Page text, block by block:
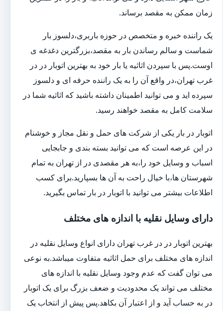
زمان ممکن به مقصد برساند.
یک راننده خبره و متخصص در حوزه باربری،دلسوز بار
شماست و سالم رساندن بار به مقصد،بزرگترین دغدغه ی
اوست.پس با سپردن اثاثیه یا بار خود به بهترین اتوبار در در
غرب تهران،در واقع آن را به یک راننده حرفه ای و دلسوز
سپرده اید و می توانید اطمینان داشته باشید که اثاثیه شما در
سلامت کامل به مقصد خواهند رسید.
اتوبار در بار یکی از شرکت های حمل و نقل مجاز و خوشنام
در این عرصه است که می توانید بسته بندی و جابجایی
اسباب و وسایل خود را،به هر مقصدی در از تهران به تمام
شهرستان ها،با خیال راحت به آن ها بسپارید.برای کسب
اطلاعات بیشتر می توانید با اتوبار در بار تماس بگیرید.
دارای وسایل نقلیه با اندازه های مختلف
بهترین اتوبار در در غرب تهران دارای انواع وسایل نقلیه در
اندازه های مختلف برای حمل اثاثیه متفاوت می‎باشد.به نوعی
می توان گفت که عدم وجود وسایل نقلیه با اندازه های
مختلف می تواند یک محدودیت و ضعف بزرگ برای یک اتوبار
در به حساب آید و از اعتبار آن بکاهد.پس پیش از انتخاب یک